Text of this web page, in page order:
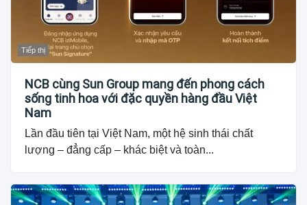
Tiếp thị
NCB cùng Sun Group mang đến phong cách
sống tinh hoa với đặc quyền hàng đầu Việt
Nam
Lần đầu tiên tại Việt Nam, một hệ sinh thái chất
lượng – đẳng cấp – khác biệt và toàn...